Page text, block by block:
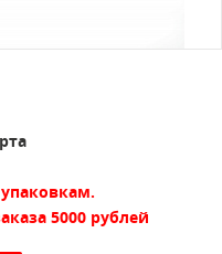
5000 рублей